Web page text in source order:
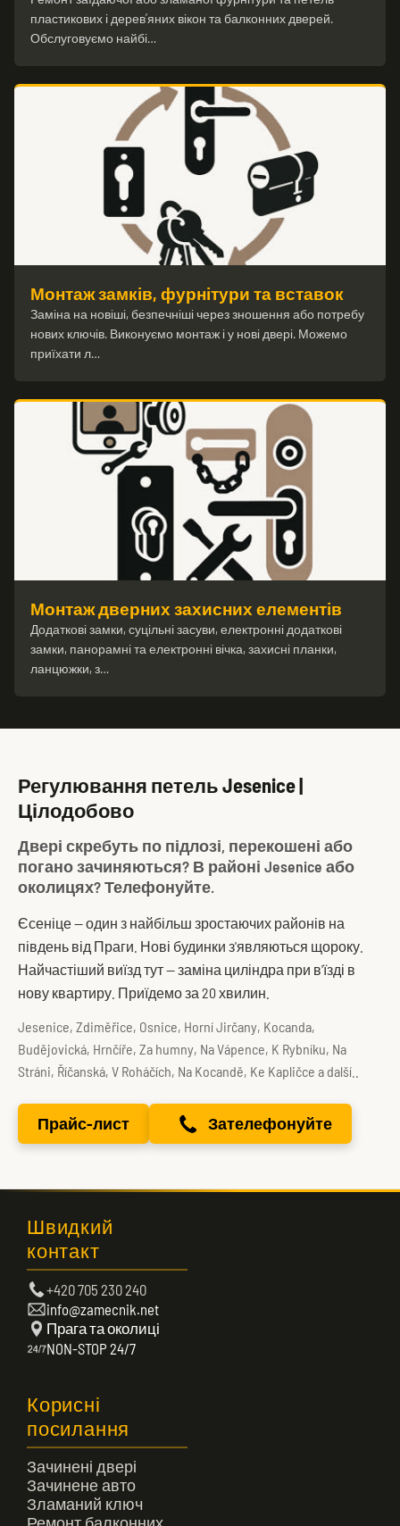
пластикових і дерев’яних вікон та балконних дверей.
Обслуговуємо найбі…
Монтаж замків, фурнітури та вставок
Заміна на новіші, безпечніші через зношення або потребу
нових ключів. Виконуємо монтаж і у нові двері. Можемо
приїхати л…
Монтаж дверних захисних елементів
Додаткові замки, суцільні засуви, електронні додаткові
замки, панорамні та електронні вічка, захисні планки,
ланцюжки, з…
Регулювання петель Jesenice |
Цілодобово
Двері скребуть по підлозі, перекошені або
погано зачиняються? В районі Jesenice або
околицях? Телефонуйте.
Єсеніце — один з найбільш зростаючих районів на
південь від Праги. Нові будинки з'являються щороку.
Найчастіший виїзд тут — заміна циліндра при в'їзді в
нову квартиру. Приїдемо за 20 хвилин.
Jesenice, Zdiměřice, Osnice, Horní Jirčany, Kocanda,
Budějovická, Hrnčíře, Za humny, Na Vápence, K Rybníku, Na
Stráni, Říčanská, V Roháčích, Na Kocandě, Ke Kapličce a další..
Прайс-лист Зателефонуйте
Швидкий
контакт
+420 705 230 240
info@zamecnik.net
Прага та околиці
NON-STOP 24/7
Корисні
посилання
Зачинені двері
Зачинене авто
Зламаний ключ